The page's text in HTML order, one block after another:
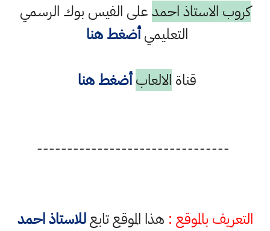
كروب الاستاذ احمدعلى الفيس بوك الرسمي
التعليميأضغط هنا
قناة الالعاب أضغط هنا
--------------------------------
التعريف بالموقع : هذا الموقع تابعللاستاذ احمد